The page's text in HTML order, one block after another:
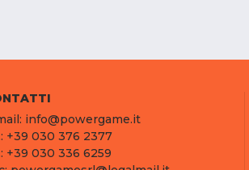
info@powergame.it
+39 030 376 2377
+39 030 336 6259